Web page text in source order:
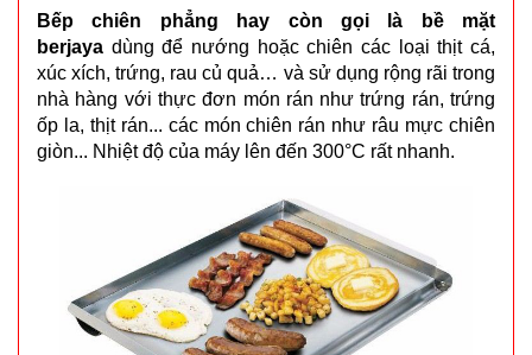
Bếp chiên phẳng hay còn gọi là bề mặt
berjaya dùng để nướng hoặc chiên các loại thịt cá,
xúc xích, trứng, rau củ quả… và sử dụng rộng rãi trong
nhà hàng với thực đơn món rán như trứng rán, trứng
ốp la, thịt rán... các món chiên rán như râu mực chiên
giòn... Nhiệt độ của máy lên đến 300°C rất nhanh.